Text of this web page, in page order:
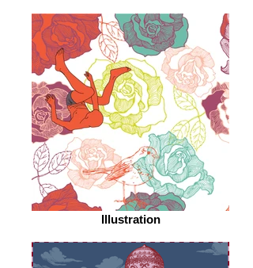
Illustration